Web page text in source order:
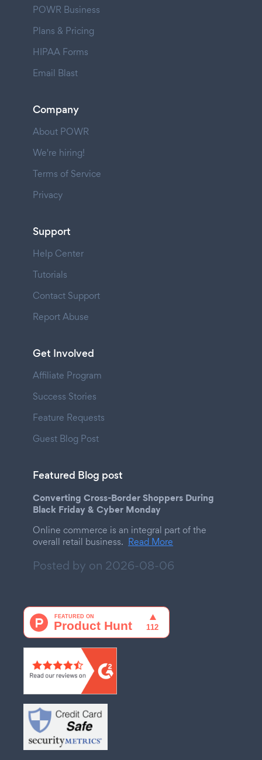
POWR Business
Plans & Pricing
HIPAA Forms
Email Blast
Company
About POWR
We're hiring!
Terms of Service
Privacy
Support
Help Center
Tutorials
Contact Support
Report Abuse
Get Involved
Affiliate Program
Success Stories
Feature Requests
Guest Blog Post
Featured Blog post
Converting Cross-Border Shoppers During
Black Friday & Cyber Monday
Online commerce is an integral part of the
overall retail business. Read More
Posted by on 2026-08-06